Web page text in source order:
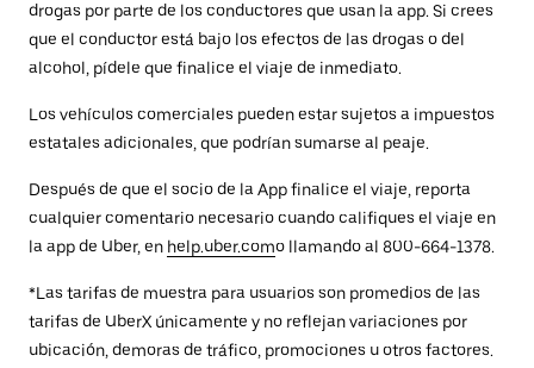
drogas por parte de los conductores que usan la app. Si crees
que el conductor está bajo los efectos de las drogas o del
alcohol, pídele que finalice el viaje de inmediato.
Los vehículos comerciales pueden estar sujetos a impuestos
estatales adicionales, que podrían sumarse al peaje.
Después de que el socio de la App finalice el viaje, reporta
cualquier comentario necesario cuando califiques el viaje en
la app de Uber, en help.uber.como llamando al 800-664-1378.
*Las tarifas de muestra para usuarios son promedios de las
tarifas de UberX únicamente y no reflejan variaciones por
ubicación, demoras de tráfico, promociones u otros factores.